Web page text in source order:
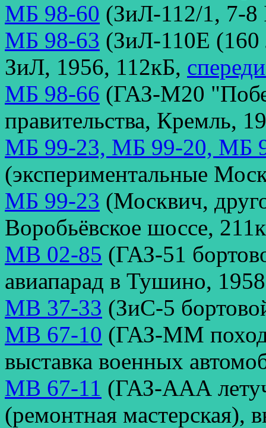
МБ 98-60 (ЗиЛ-112/1, 7-8
МБ 98-63 (ЗиЛ-110Е (160
ЗиЛ, 1956, 112кБ,
МБ 98-66 (ГАЗ-М20
правительства, Кремль,
МБ 99-23, МБ 99-20, МБ
(экспериментальные
МБ 99-23 (Москвич,
Воробьёвское шоссе,
МВ 02-85 (ГАЗ-51
авиапарад в Тушино,
МВ 37-33 (ЗиС-5
МВ 67-10 (ГАЗ-ММ
выставка военных
МВ 67-11 (ГАЗ-ААА
(ремонтная мастерская),